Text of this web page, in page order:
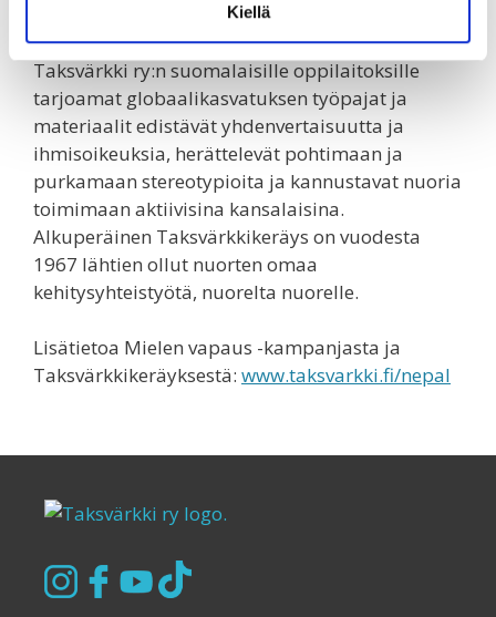
Kiellä
Taksvärkki ry on kehitysyhteistyön ja
globaalikasvatuksen asiantuntijajärjestö.
Taksvärkki ry:n suomalaisille oppilaitoksille
tarjoamat globaalikasvatuksen työpajat ja
materiaalit edistävät yhdenvertaisuutta ja
ihmisoikeuksia, herättelevät pohtimaan ja
purkamaan stereotypioita ja kannustavat nuoria
toimimaan aktiivisina kansalaisina.
Alkuperäinen Taksvärkkikeräys on vuodesta
1967 lähtien ollut nuorten omaa
kehitysyhteistyötä, nuorelta nuorelle.
Lisätietoa Mielen vapaus -kampanjasta ja
Taksvärkkikeräyksestä: www.taksvarkki.fi/nepal